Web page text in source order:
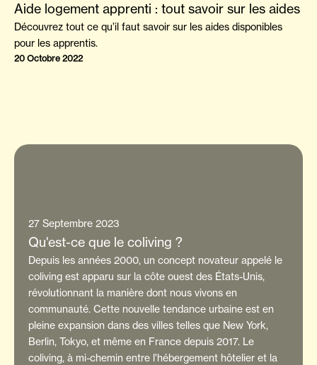
​Aide logement apprenti : tout savoir sur les aides
Découvrez tout ce qu’il faut savoir sur les aides disponibles
pour les apprentis.
20 Octobre 2022
27 Septembre 2023
Qu'est-ce que le coliving ?
Depuis les années 2000, un concept novateur appelé le
coliving est apparu sur la côte ouest des États-Unis,
révolutionnant la manière dont nous vivons en
communauté. Cette nouvelle tendance urbaine est en
pleine expansion dans des villes telles que New York,
Berlin, Tokyo, et même en France depuis 2017. Le
coliving, à mi-chemin entre l'hébergement hôtelier et la